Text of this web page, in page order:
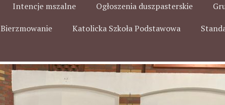
Intencje mszalne Ogłoszenia duszpasterskie
Bierzmowanie Katolicka Szkoła Podstawowa